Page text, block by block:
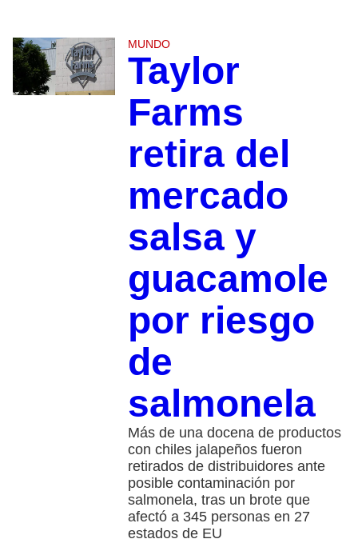
MUNDO
Taylor
Farms
retira del
mercado
salsa y
guacamole
por riesgo
de
salmonela
Más de una docena de productos
con chiles jalapeños fueron
retirados de distribuidores ante
posible contaminación por
salmonela, tras un brote que
afectó a 345 personas en 27
estados de EU